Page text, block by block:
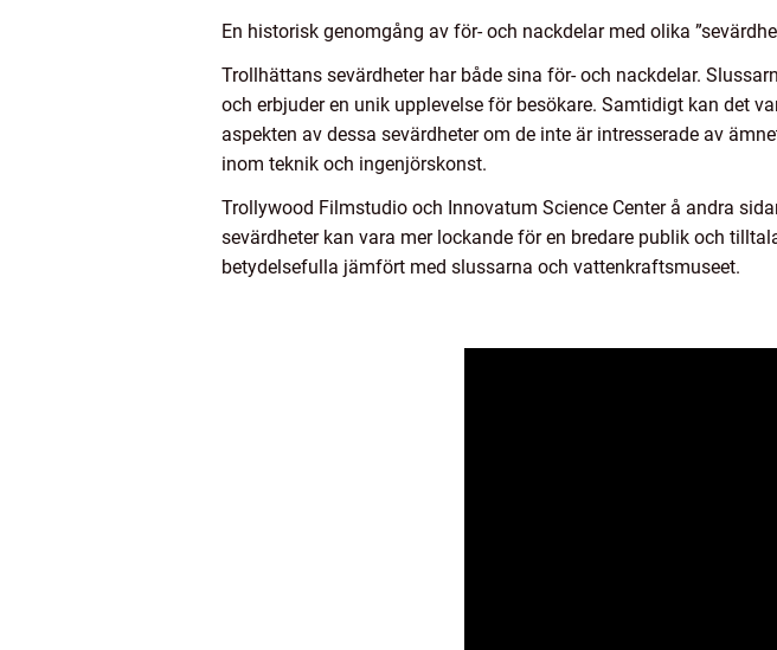
En historisk genomgång av för- och nackdelar med olika
Trollhättans sevärdheter har både sina för- och nackdelar.
och erbjuder en unik upplevelse för besökare. Samtidigt kan det
aspekten av dessa sevärdheter om de inte är intresserade av
inom teknik och ingenjörskonst.
Trollywood Filmstudio och Innovatum Science Center å andra
sevärdheter kan vara mer lockande för en bredare publik och
betydelsefulla jämfört med slussarna och vattenkraftsmuseet.